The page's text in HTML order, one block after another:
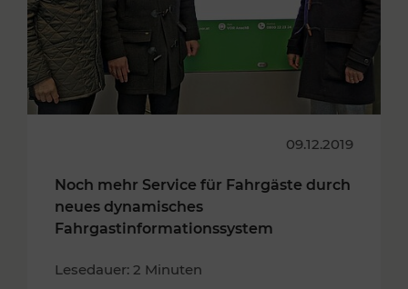
09.12.2019
Noch mehr Service für Fahrgäste durch
neues dynamisches
Fahrgastinformationssystem
Lesedauer: 2 Minuten